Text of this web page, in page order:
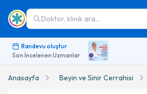
Doktor, klinik ara...
Randevu oluştur
Son İncelenen Uzmanlar
Anasayfa Beyin ve Sinir Cerrahisi